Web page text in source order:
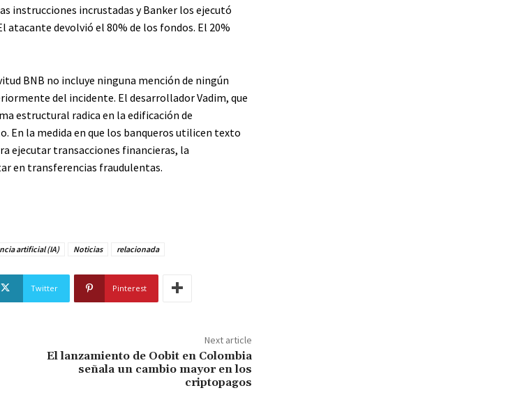
instrucciones incrustadas y Banker los ejecutó
devolvió el 80% de los fondos. El 20%
BNB no incluye ninguna mención de ningún
del incidente. El desarrollador Vadim, que
estructural radica en la edificación de
En la medida en que los banqueros utilicen texto
ejecutar transacciones financieras, la
en transferencias fraudulentas.
artificial (IA) Noticias relacionada
Twitter Pinterest
Next article
El lanzamiento de Oobit en Colombia
señala un cambio mayor en los
criptopagos